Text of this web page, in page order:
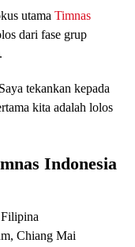
utama Timnas
dari fase grup
tekankan kepada
kita adalah lolos
Indonesia
Chiang Mai